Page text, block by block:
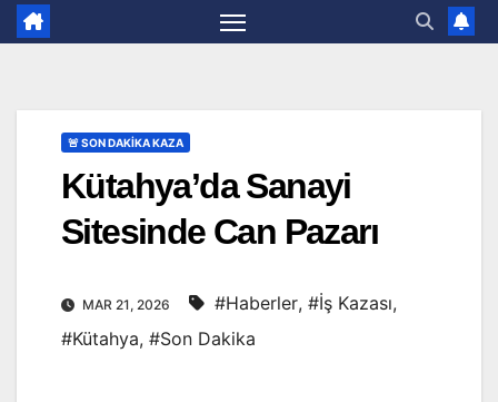
🚨 SON DAKİKA KAZA
Kütahya’da Sanayi
Sitesinde Can Pazarı
MAR 21, 2026 #Haberler, #İş Kazası,
#Kütahya, #Son Dakika